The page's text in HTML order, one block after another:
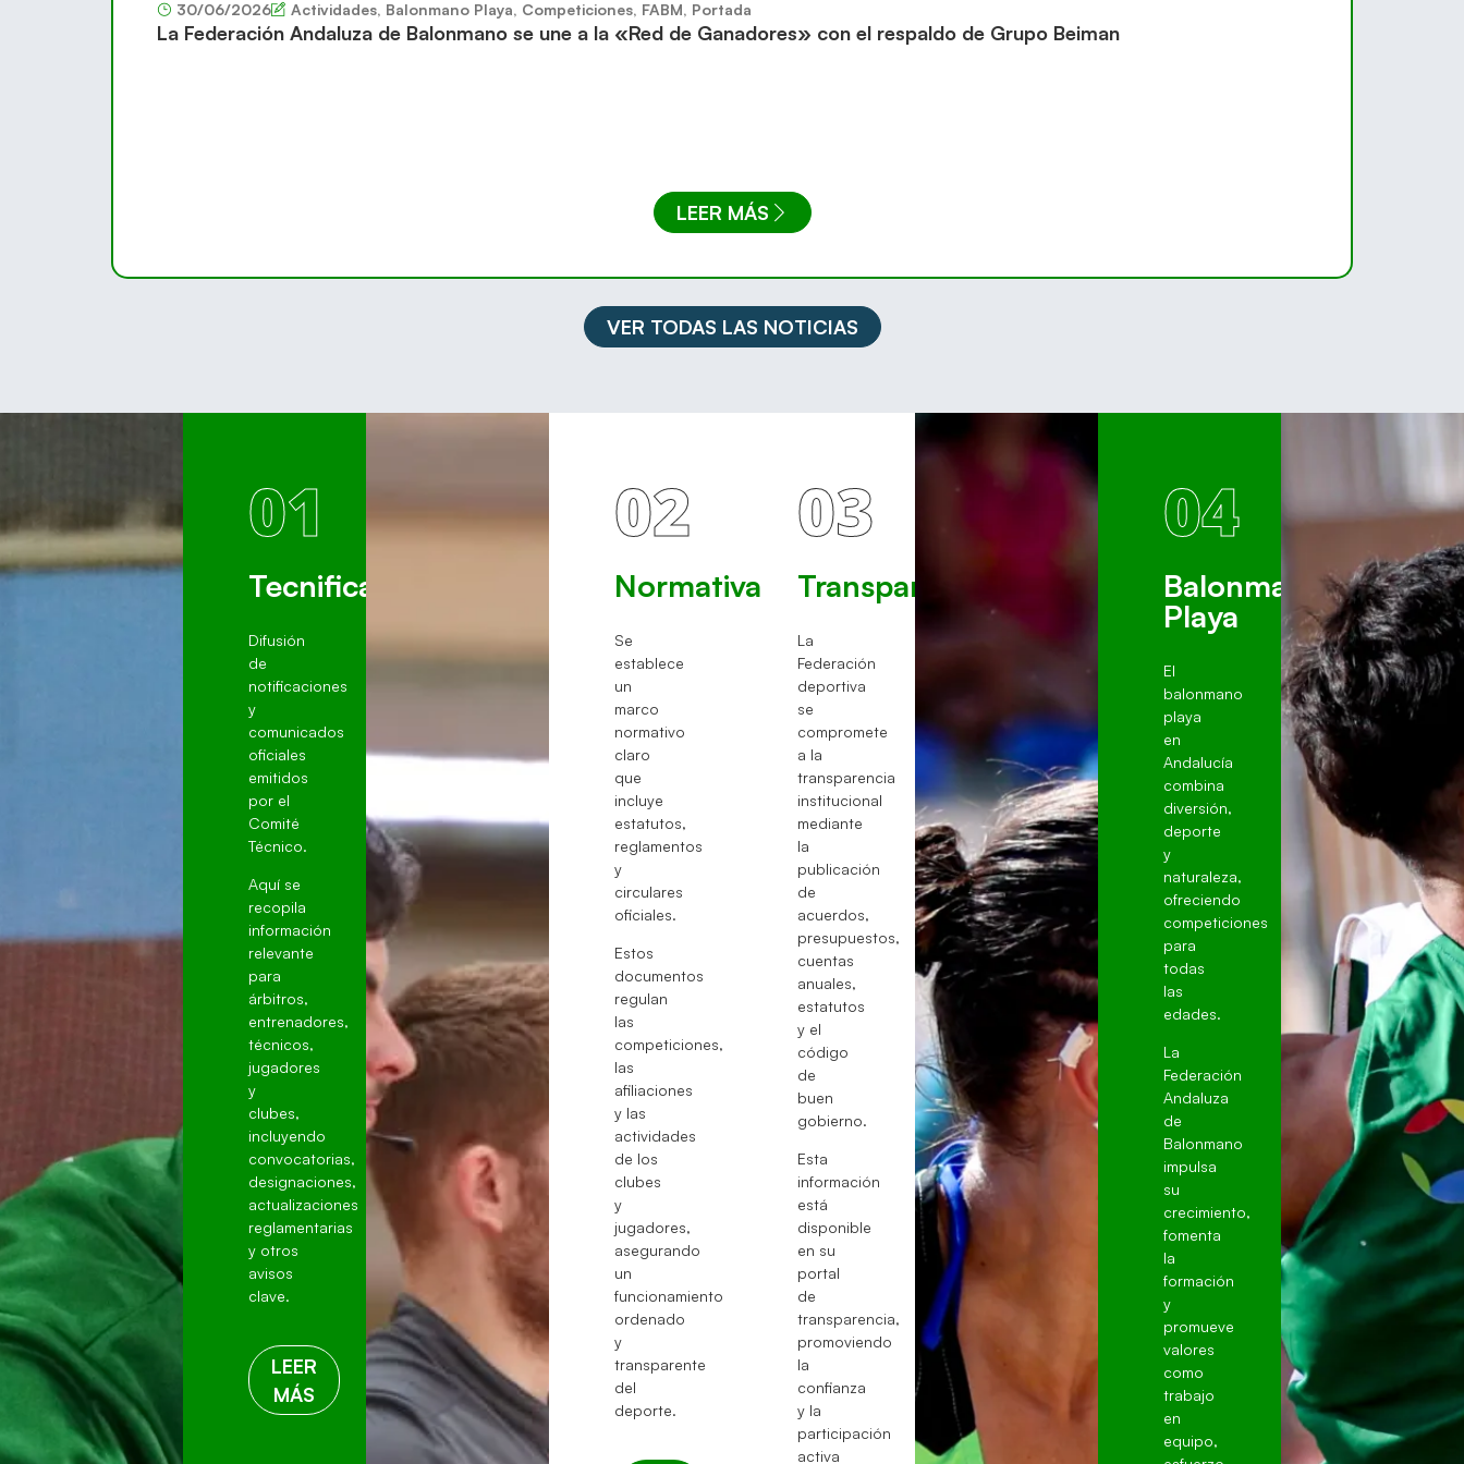
30/06/2026 Actividades, Balonmano Playa, Competiciones, FABM, Portada
La Federación Andaluza de Balonmano se une a la «Red de Ganadores» con el respaldo de Grupo Beiman
LEER MÁS
VER TODAS LAS NOTICIAS
01
Tecnificación
Difusión
de
notificaciones
y
comunicados
oficiales
emitidos
por el
Comité
Técnico.
Aquí se
recopila
información
relevante
para
árbitros,
entrenadores,
técnicos,
jugadores
y
clubes,
incluyendo
convocatorias,
designaciones,
actualizaciones
reglamentarias
y otros
avisos
clave.
LEER
MÁS
02
Normativa
Se
establece
un
marco
normativo
claro
que
incluye
estatutos,
reglamentos
y
circulares
oficiales.
Estos
documentos
regulan
las
competiciones,
las
afiliaciones
y las
actividades
de los
clubes
y
jugadores,
asegurando
un
funcionamiento
ordenado
y
transparente
del
deporte.
03
Transparencia
La
Federación
deportiva
se
compromete
a la
transparencia
institucional
mediante
la
publicación
de
acuerdos,
presupuestos,
cuentas
anuales,
estatutos
y el
código
de
buen
gobierno.
Esta
información
está
disponible
en su
portal
de
transparencia,
promoviendo
la
confianza
y la
participación
activa
04
Balonmano
Playa
El
balonmano
playa
en
Andalucía
combina
diversión,
deporte
y
naturaleza,
ofreciendo
competiciones
para
todas
las
edades.
La
Federación
Andaluza
de
Balonmano
impulsa
su
crecimiento,
fomenta
la
formación
y
promueve
valores
como
trabajo
en
equipo,